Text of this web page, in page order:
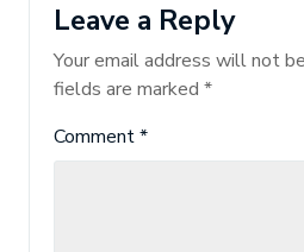
Leave a Reply
Your email address will not
fields are marked *
Comment*